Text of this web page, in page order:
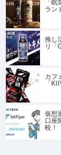
ラン
推し
リ「
カフ
「
仮想
口座
較！